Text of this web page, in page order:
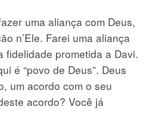
uma aliança com Deus,
n’Ele. Farei uma aliança
fidelidade prometida a Davi.
é “povo de Deus”. Deus
um acordo com o seu
acordo? Você já